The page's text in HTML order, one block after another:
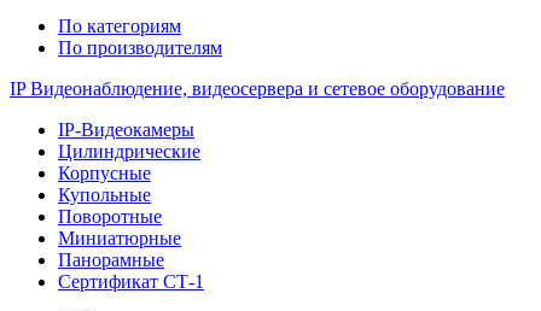
По категориям
По производителям
IP Видеонаблюдение, видеосервера и сетевое оборудование
IP-Видеокамеры
Цилиндрические
Корпусные
Купольные
Поворотные
Миниатюрные
Панорамные
Сертификат СТ-1